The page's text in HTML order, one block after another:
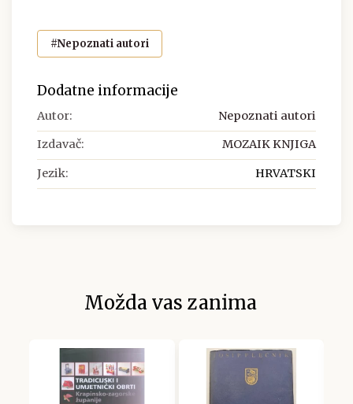
#Nepoznati autori
Dodatne informacije
Autor: Nepoznati autori
Izdavač: MOZAIK KNJIGA
Jezik: HRVATSKI
Možda vas zanima